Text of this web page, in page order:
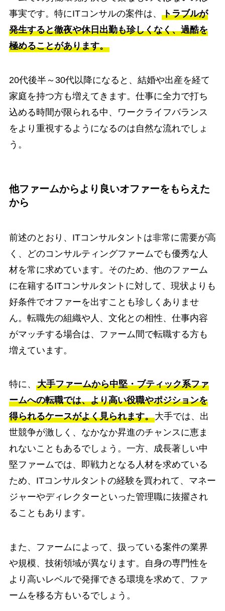
事実です。特にITコンサルの案件は、 トラブルが
発生すると徹夜や休日出勤も珍しくなく、過酷を
極めることがあります。
20代後半～30代以降になると、結婚や出産を経て
家庭を持つ方も増えてきます。仕事に全力で打ち
込める時間が限られる中、ワークライフバランス
をより重視するようになるのは自然な流れでしょ
う。
他ファームからより良いオファーをもらえた
から
前述のとおり、ITコンサルタントは非常に需要が高
く、どのコンサルティングファームでも優秀な人
材を常に求めています。そのため、他のファーム
に在籍するITコンサルタントに対して、現状よりも
好条件でオファーを出すことも珍しくありませ
ん。転職先の組織や人、文化との相性、仕事内容
がマッチする場合は、ファーム間で転職する方も
増えています。
特に、 大手ファームから中堅・ブティック系ファ
ームへの転職では、より高い役職やポジションを
得られるケースがよく見られます。大手では、出
世競争が激しく、なかなか昇進のチャンスに恵ま
れないこともあるでしょう。一方、成長著しい中
堅ファームでは、即戦力となる人材を求めている
ため、ITコンサルタントの経験を買われて、マネー
ジャーやディレクターといった管理職に抜擢され
ることもあります。
また、ファームによって、扱っている案件の業界
や規模、技術領域が異なります。自身の専門性を
より高いレベルで発揮できる環境を求めて、ファ
ームを移る方もいるでしょう。